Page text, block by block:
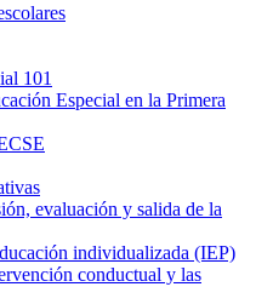
101
Especial en la Primera
evaluación y salida de la
individualizada (IEP)
conductual y las